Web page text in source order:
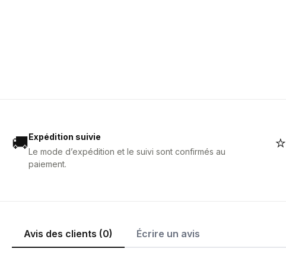
🚚Expédition suivie
Le mode d’expédition et le suivi sont confirmés au
paiement.
⭐
Avis des clients (0) Écrire un avis